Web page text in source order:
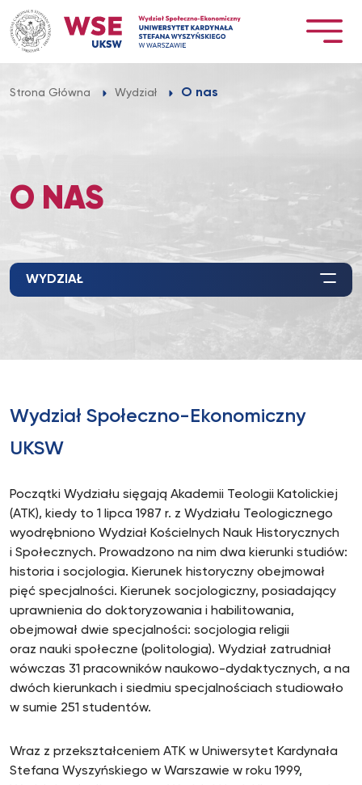
Przejdź
do
treści
Strona Główna Wydział O nas
O NAS
WYDZIAŁ
Wydział Społeczno-Ekonomiczny
UKSW
Początki Wydziału sięgają Akademii Teologii Katolickiej
(ATK), kiedy to 1 lipca 1987 r. z Wydziału Teologicznego
wyodrębniono Wydział Kościelnych Nauk Historycznych
i Społecznych. Prowadzono na nim dwa kierunki studiów:
historia i socjologia. Kierunek historyczny obejmował
pięć specjalności. Kierunek socjologiczny, posiadający
uprawnienia do doktoryzowania i habilitowania,
obejmował dwie specjalności: socjologia religii
oraz nauki społeczne (politologia). Wydział zatrudniał
wówczas 31 pracowników naukowo-dydaktycznych, a na
dwóch kierunkach i siedmiu specjalnościach studiowało
w sumie 251 studentów.
Wraz z przekształceniem ATK w Uniwersytet Kardynała
Stefana Wyszyńskiego w Warszawie w roku 1999,